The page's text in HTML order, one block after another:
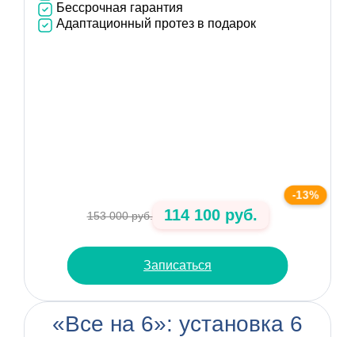
Бессрочная гарантия
Адаптационный протез в подарок
153 000 руб. 114 100 руб.
-13%
Записаться
«Все на 6»: установка 6